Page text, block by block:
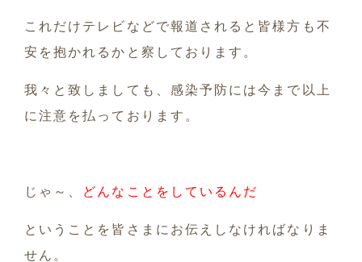
これだけテレビなどで報道されると皆様方も不
安を抱かれるかと察しております。
我々と致しましても、感染予防には今まで以上
に注意を払っております。
じゃ～、 どんなことをしているんだ
ということを皆さまにお伝えしなければなりま
せん。